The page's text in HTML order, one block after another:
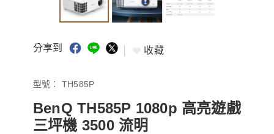
分享到 收藏
型號： TH585P
BenQ TH585P 1080p 高亮遊戲
三坪機 3500 流明